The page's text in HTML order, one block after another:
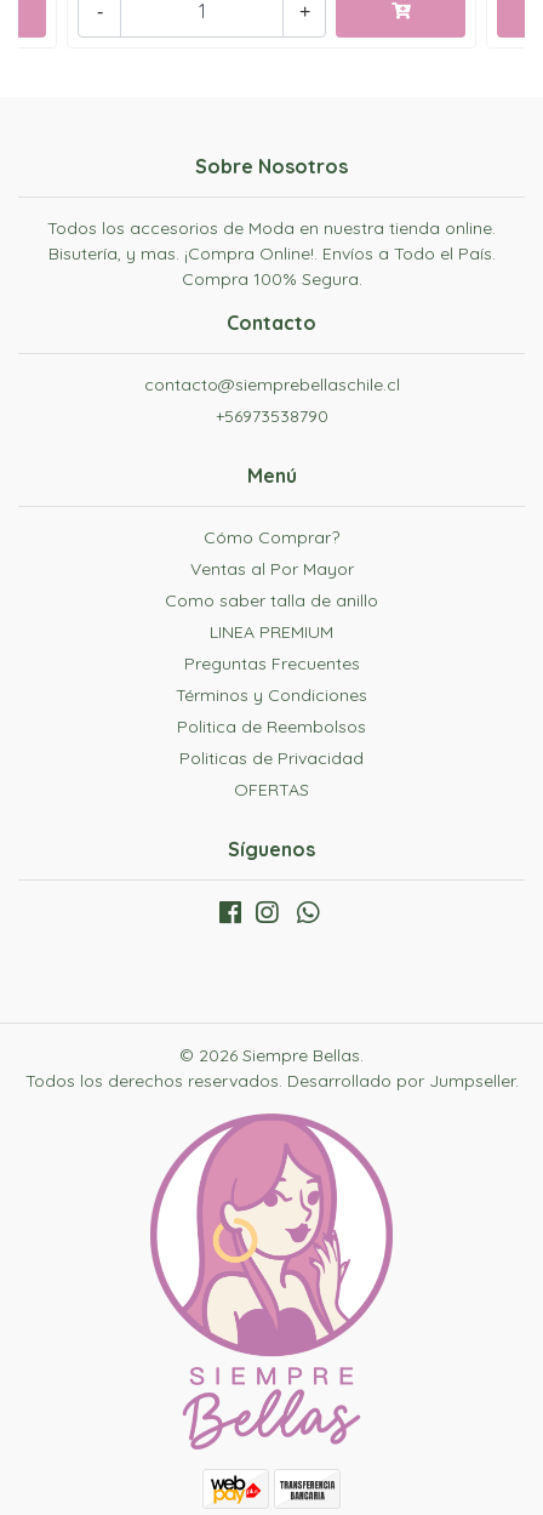
+
-
Sobre Nosotros
Todos los accesorios de Moda en nuestra tienda online.
Bisutería, y mas. ¡Compra Online!. Envíos a Todo el País.
Compra 100% Segura.
Contacto
contacto@siemprebellaschile.cl
+56973538790
Menú
Cómo Comprar?
Ventas al Por Mayor
Como saber talla de anillo
LINEA PREMIUM
Preguntas Frecuentes
Términos y Condiciones
Politica de Reembolsos
Politicas de Privacidad
OFERTAS
Síguenos
© 2026 Siempre Bellas.
Todos los derechos reservados. Desarrollado por Jumpseller.